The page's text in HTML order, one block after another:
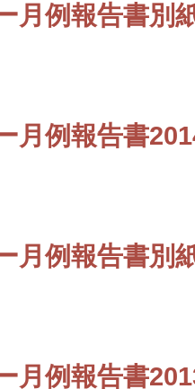
月例報告書別
月例報告書
月例報告書別
月例報告書